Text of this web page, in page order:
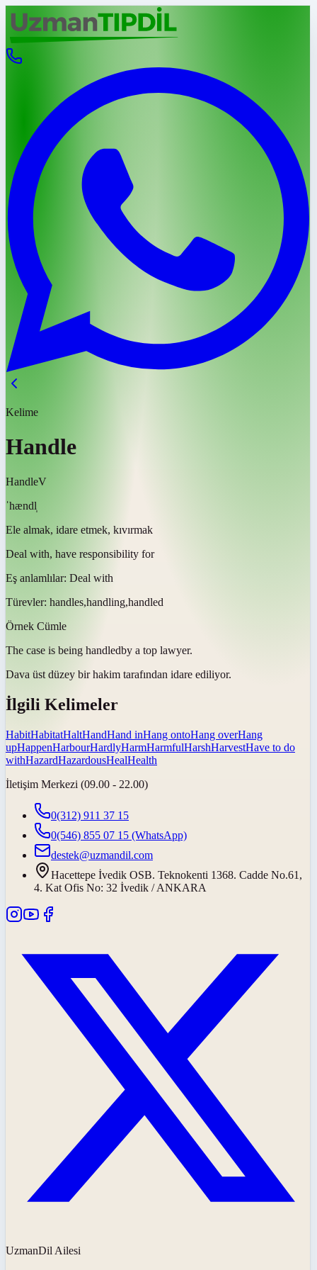
Kelime
Handle
HandleV
ˈhændl̩
Ele almak, idare etmek, kıvırmak
Deal with, have responsibility for
Eş anlamlılar: Deal with
Türevler: handles,handling,handled
Örnek Cümle
The case is being handledby a top lawyer.
Dava üst düzey bir hakim tarafından idare ediliyor.
İlgili Kelimeler
HabitHabitatHaltHandHand inHang ontoHang overHang
upHappenHarbourHardlyHarmHarmfulHarshHarvestHave to do
withHazardHazardousHealHealth
İletişim Merkezi (09.00 - 22.00)
0(312) 911 37 15
0(546) 855 07 15 (WhatsApp)
destek@uzmandil.com
Hacettepe İvedik OSB. Teknokenti 1368. Cadde No.61,
4. Kat Ofis No: 32 İvedik / ANKARA
UzmanDil Ailesi